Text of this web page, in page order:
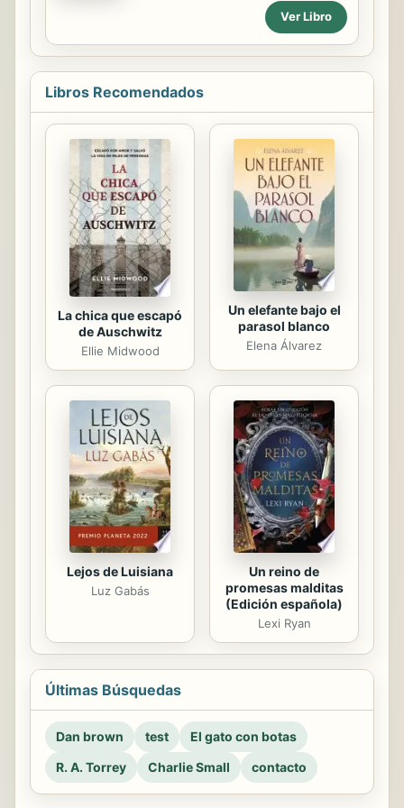
francesa a punto de elegir su futuro
marido, y a veces con un chamán
africano que trata de salvar a su
aldea de la enfermedad y la
entender su conexión con estas dos
personas, sus relaciones cotidianas
con un ex-marido y dos hijos
adolescentes siguen adelante.
Cuando un hombre de su pasado
aparece en escena y la introduce al
mundo de la esgrima, las conexiones
empiezan a cerrar. Daniela I. Norris
escribe en una prosa clara y...
Ver Libro
Libros Recomendados
La chica que escapó
de Auschwitz
Ellie Midwood
Un elefante bajo el
parasol blanco
Elena Álvarez
Lejos de Luisiana
Luz Gabás
Un reino de
promesas malditas
(Edición española)
Lexi Ryan
Últimas Búsquedas
Dan brown test
El gato con botas
R. A. Torrey
Charlie Small contacto